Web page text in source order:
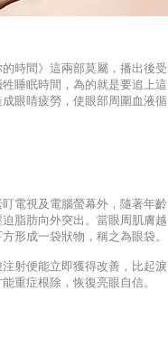
時間》這兩部莫屬，播出後受
睡眠時間，為的就是要追上這
眼睛疲勞，使眼部周圍血液循
電視及電腦螢幕外，隨著年齡
脂肪向外突出。當眼周肌膚越
形成一袋狀物，稱之為眼袋。
射便能立即獲得改善，比起淚
重症根除，恢復亮眼自信。